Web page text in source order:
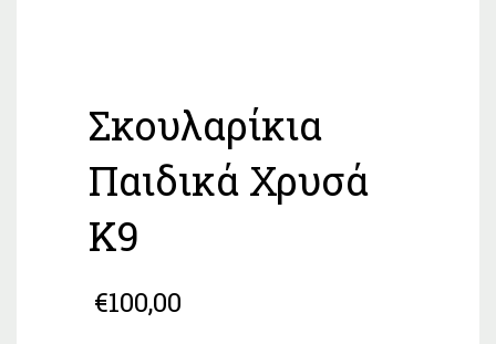
Σκουλαρίκια
Παιδικά Χρυσά
Κ9
€100,00